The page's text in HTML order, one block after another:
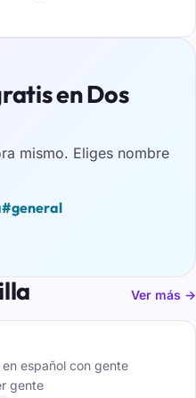
en Dos
mismo. Eliges nombre
#general
Ver más →
español con gente
gente